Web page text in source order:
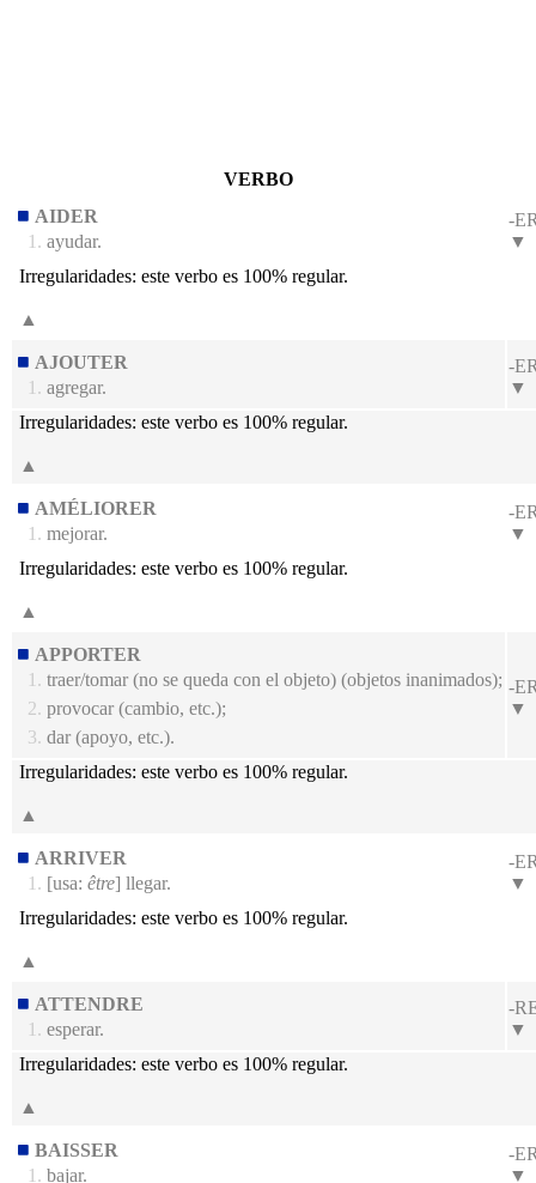
VERBO
AIDER
1. ayudar.
-ER
▼
Irregularidades: este verbo es 100% regular.
▲
AJOUTER
1. agregar.
-ER
▼
Irregularidades: este verbo es 100% regular.
▲
AMÉLIORER
1. mejorar.
-ER
▼
Irregularidades: este verbo es 100% regular.
▲
APPORTER
1. traer/tomar (no se queda con el objeto) (objetos inanimados);
2. provocar (cambio, etc.);
3. dar (apoyo, etc.).
-ER
▼
Irregularidades: este verbo es 100% regular.
▲
ARRIVER
1. [usa: être] llegar.
-ER
▼
Irregularidades: este verbo es 100% regular.
▲
ATTENDRE
1. esperar.
-
▼
Irregularidades: este verbo es 100% regular.
▲
BAISSER
1. bajar.
-ER
▼